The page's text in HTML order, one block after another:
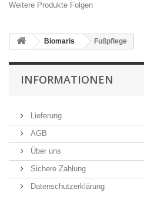
Weitere Produkte Folgen
Biomaris Fußpflege
INFORMATIONEN
Lieferung
AGB
Über uns
Sichere Zahlung
Datenschutzerklärung